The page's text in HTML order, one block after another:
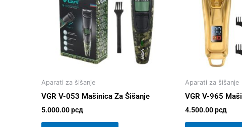
Aparati za šišanje
VGR V-053 Mašinica Za Šišanje
5.000.00рсд
Aparati za šišanje
VGR V-965
4.500.00рсд